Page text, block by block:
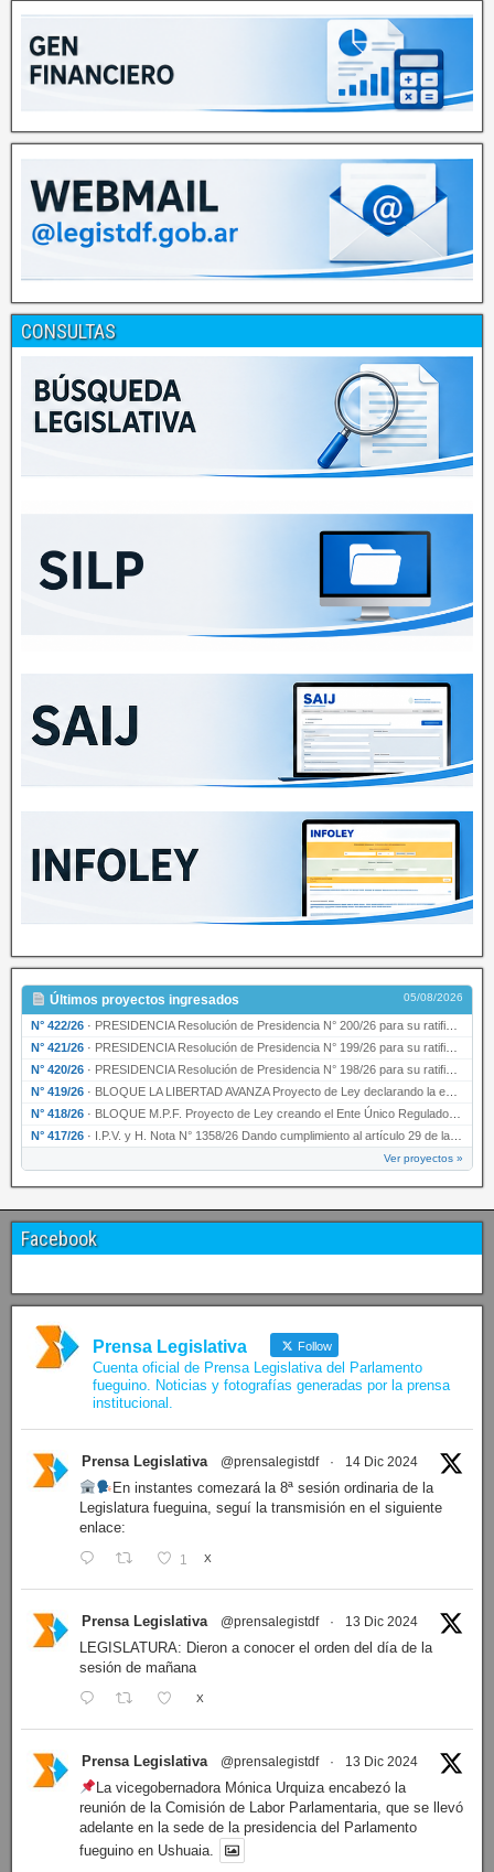
CONSULTAS
Últimos proyectos ingresados 05/08/2026
N° 422/26 · PRESIDENCIA Resolución de Presidencia N° 200/26 para su ratificación.
N° 421/26 · PRESIDENCIA Resolución de Presidencia N° 199/26 para su ratificación.
N° 420/26 · PRESIDENCIA Resolución de Presidencia N° 198/26 para su ratificación.
N° 419/26 · BLOQUE LA LIBERTAD AVANZA Proyecto de Ley declarando la esencialidad del servicio educativ…
N° 418/26 · BLOQUE M.P.F. Proyecto de Ley creando el Ente Único Regulador de servicios públicos de la …
N° 417/26 · I.P.V. y H. Nota N° 1358/26 Dando cumplimiento al artículo 29 de la Ley provincial N° 1399…
Ver proyectos »
Facebook
Prensa Legislativa Follow
Cuenta oficial de Prensa Legislativa del Parlamento
fueguino. Noticias y fotografías generadas por la prensa
institucional.
Prensa Legislativa @prensalegistdf · 14 Dic 2024
En instantes comezará la 8ª sesión ordinaria de la
Legislatura fueguina, seguí la transmisión en el siguiente
enlace:
1 X
Prensa Legislativa @prensalegistdf · 13 Dic 2024
LEGISLATURA: Dieron a conocer el orden del día de la
sesión de mañana
X
Prensa Legislativa @prensalegistdf · 13 Dic 2024
La vicegobernadora Mónica Urquiza encabezó la
reunión de la Comisión de Labor Parlamentaria, que se llevó
adelante en la sede de la presidencia del Parlamento
fueguino en Ushuaia.